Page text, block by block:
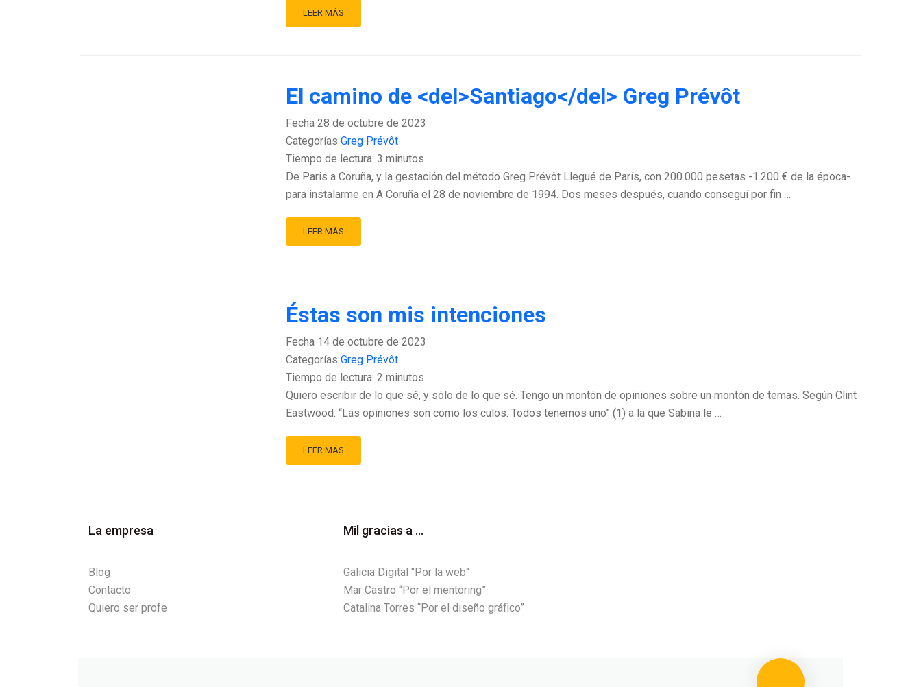
LEER MÁS
El camino de <del>Santiago</del> Greg Prévôt
Fecha 28 de octubre de 2023
Categorías Greg Prévôt
Tiempo de lectura: 3 minutos
De Paris a Coruña, y la gestación del método Greg Prévôt Llegué de París, con 200.000 pesetas -1.200 € de la época-
para instalarme en A Coruña el 28 de noviembre de 1994. Dos meses después, cuando conseguí por fin …
LEER MÁS
Éstas son mis intenciones
Fecha 14 de octubre de 2023
Categorías Greg Prévôt
Tiempo de lectura: 2 minutos
Quiero escribir de lo que sé, y sólo de lo que sé. Tengo un montón de opiniones sobre un montón de temas. Según Clint
Eastwood: “Las opiniones son como los culos. Todos tenemos uno” (1) a la que Sabina le …
LEER MÁS
La empresa
Blog
Contacto
Quiero ser profe
Mil gracias a ...
Galicia Digital "Por la web"
Mar Castro “Por el mentoring”
Catalina Torres “Por el diseño gráfico”